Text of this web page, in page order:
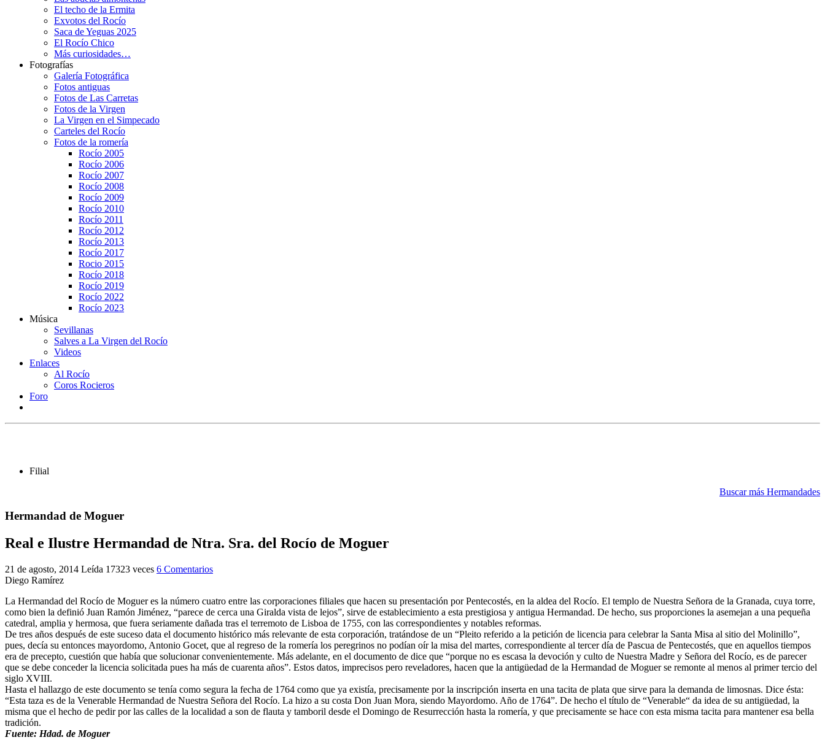
El techo de la Ermita
Exvotos del Rocío
Saca de Yeguas 2025
El Rocío Chico
Más curiosidades…
Fotografías
Galería Fotográfica
Fotos antiguas
Fotos de Las Carretas
Fotos de la Virgen
La Virgen en el Simpecado
Carteles del Rocío
Fotos de la romería
Rocío 2005
Rocío 2006
Rocío 2007
Rocío 2008
Rocío 2009
Rocío 2010
Rocío 2011
Rocío 2012
Rocío 2013
Rocío 2017
Rocio 2015
Rocío 2018
Rocío 2019
Rocío 2022
Rocío 2023
Música
Sevillanas
Salves a La Virgen del Rocío
Videos
Enlaces
Al Rocío
Coros Rocieros
Foro
Filial
Buscar más Hermandades
Hermandad de Moguer
Real e Ilustre Hermandad de Ntra. Sra. del Rocío de Moguer
21 de agosto, 2014 Leída 17323 veces 6 Comentarios
Diego Ramírez
La Hermandad del Rocío de Moguer es la número cuatro entre las corporaciones filiales que hacen su presentación por Pentecostés, en la aldea del Rocío. El templo de Nuestra Señora de la Granada, cuya torre,
como bien la definió Juan Ramón Jiménez, “parece de cerca una Giralda vista de lejos”, sirve de establecimiento a esta prestigiosa y antigua Hermandad. De hecho, sus proporciones la asemejan a una pequeña
catedral, amplia y hermosa, que fuera seriamente dañada tras el terremoto de Lisboa de 1755, con las correspondientes y notables reformas.
De tres años después de este suceso data el documento histórico más relevante de esta corporación, tratándose de un “Pleito referido a la petición de licencia para celebrar la Santa Misa al sitio del Molinillo”,
pues, decía su entonces mayordomo, Antonio Gocet, que al regreso de la romería los peregrinos no podían oír la misa del martes, correspondiente al tercer día de Pascua de Pentecostés, que en aquellos tiempos
era de precepto, cuestión que había que solucionar convenientemente. Más adelante, en el documento de dice que “porque no es escasa la devoción y culto de Nuestra Madre y Señora del Rocío, es de parecer
que se debe conceder la licencia solicitada pues ha más de cuarenta años”. Estos datos, imprecisos pero reveladores, hacen que la antigüedad de la Hermandad de Moguer se remonte al menos al primer tercio del
siglo XVIII.
Hasta el hallazgo de este documento se tenía como segura la fecha de 1764 como que ya existía, precisamente por la inscripción inserta en una tacita de plata que sirve para la demanda de limosnas. Dice ésta:
“Esta taza es de la Venerable Hermandad de Nuestra Señora del Rocío. La hizo a su costa Don Juan Mora, siendo Mayordomo. Año de 1764”. De hecho el título de “Venerable“ da idea de su antigüedad, la
misma que el hecho de pedir por las calles de la localidad a son de flauta y tamboril desde el Domingo de Resurrección hasta la romería, y que precisamente se hace con esta misma tacita para mantener esa bella
tradición.
Fuente: Hdad. de Moguer